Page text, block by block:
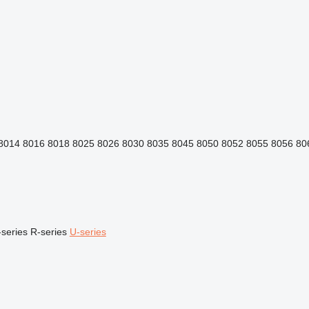
8016 8018 8025 8026 8030 8035 8045 8050 8052 8055 8056
R-series U-series